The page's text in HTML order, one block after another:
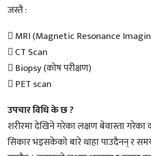
जस्तै :
 MRI (Magnetic Resonance
 CT Scan
 Biopsy (कोष परीक्षण)
 PET scan
उपचार विधि के छ ?
शरीरमा देखिने गरेका लक्षण बेवास्ता गरेका
सिकार भइसकेको बारे थाहा पाउदैनन् र